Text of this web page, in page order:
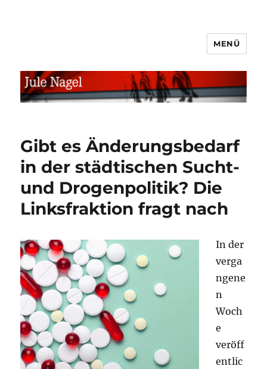
MENÜ
Gibt es Änderungsbedarf
in der städtischen Sucht-
und Drogenpolitik? Die
Linksfraktion fragt nach
In der
verga
ngene
n
Woch
e
veröff
entlic